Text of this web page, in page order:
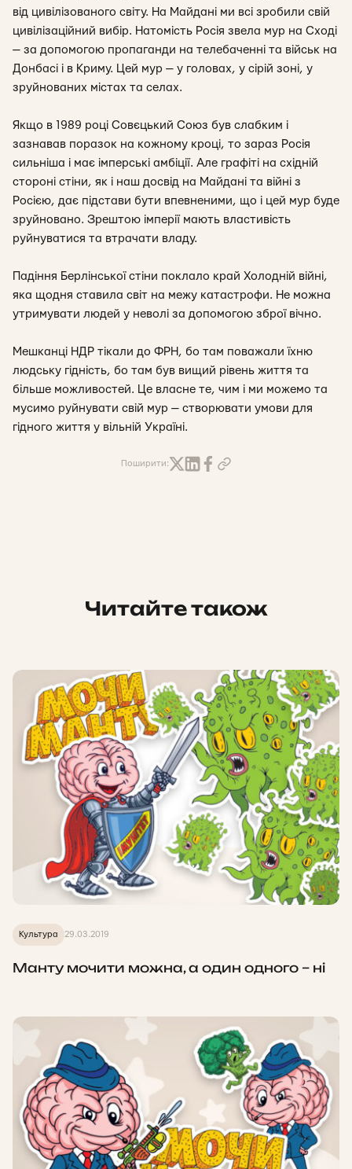
від цивілізованого світу. На Майдані ми всі зробили свій
цивілізаційний вибір. Натомість Росія звела мур на Сході
— за допомогою пропаганди на телебаченні та військ на
Донбасі і в Криму. Цей мур — у головах, у сірій зоні, у
зруйнованих містах та селах.
Якщо в 1989 році Совєцький Союз був слабким і
зазнавав поразок на кожному кроці, то зараз Росія
сильніша і має імперські амбіції. Але графіті на східній
стороні стіни, як і наш досвід на Майдані та війні з
Росією, дає підстави бути впевненими, що і цей мур буде
зруйновано. Зрештою імперії мають властивість
руйнуватися та втрачати владу.
Падіння Берлінської стіни поклало край Холодній війні,
яка щодня ставила світ на межу катастрофи. Не можна
утримувати людей у неволі за допомогою зброї вічно.
Мешканці НДР тікали до ФРН, бо там поважали їхню
людську гідність, бо там був вищий рівень життя та
більше можливостей. Це власне те, чим і ми можемо та
мусимо руйнувати свій мур — створювати умови для
гідного життя у вільній Україні.
Поширити:
Читайте також
Культура 29.03.2019
Манту мочити можна, а один одного – ні